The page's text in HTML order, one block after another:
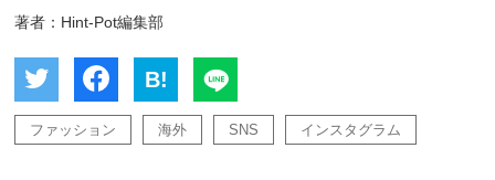
著者：Hint-Pot編集部
B!
ファッション 海外 SNS インスタグラム